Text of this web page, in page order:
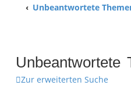
Unbeantwortete
Unbeantwortete
Zur erweiterten Suche